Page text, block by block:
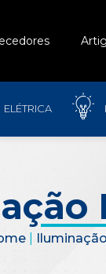
ELÉTRICA
|